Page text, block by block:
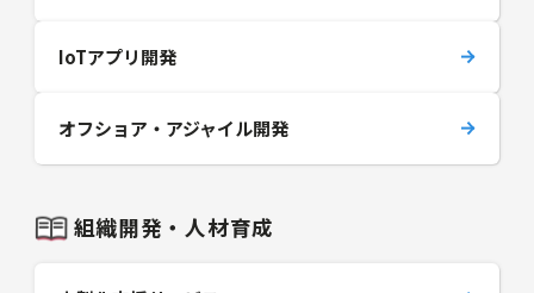
IoTアプリ開発
オフショア・アジャイル開発
組織開発・人材育成